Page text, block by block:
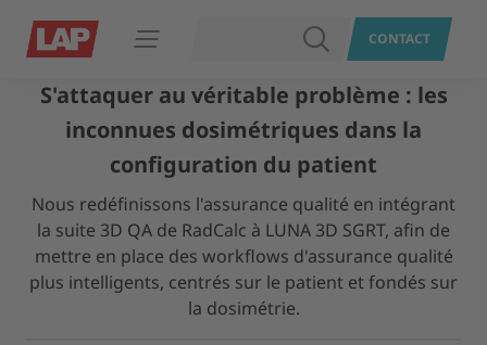
Ouvrir le menu RECHERCHER
CONTACT
S'attaquer au véritable problème : les
inconnues dosimétriques dans la
configuration du patient
Nous redéfinissons l'assurance qualité en intégrant
la suite 3D QA de RadCalc à LUNA 3D SGRT, afin de
mettre en place des workflows d'assurance qualité
plus intelligents, centrés sur le patient et fondés sur
la dosimétrie.